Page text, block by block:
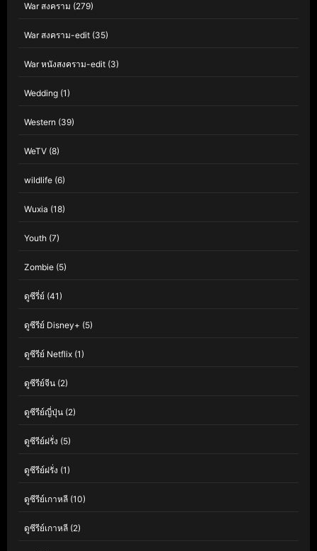
War สงคราม (279)
War สงคราม-edit (35)
War หนังสงคราม-edit (3)
Wedding (1)
Western (39)
WeTV (8)
wildlife (6)
Wuxia (18)
Youth (7)
Zombie (5)
ดูซีรี่ย์ (41)
ดูซีรีย์ Disney+ (5)
ดูซีรีย์ Netflix (1)
ดูซีรีย์จีน (2)
ดูซีรีย์ญี่ปุ่น (2)
ดูซีรีย์ฝรั่ง (5)
ดูซีรีย์ฝรั่ง (1)
ดูซีรีย์เกาหลี (10)
ดูซีรีย์เกาหลี (2)